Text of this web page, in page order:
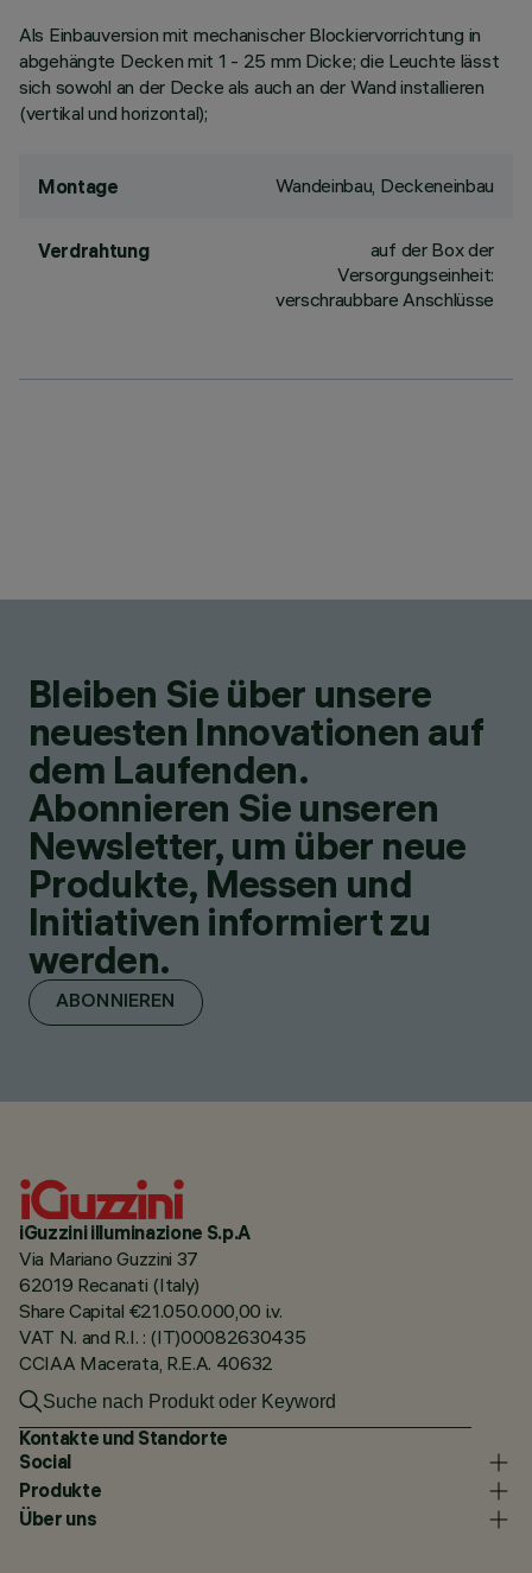
Als Einbauversion mit mechanischer Blockiervorrichtung in
abgehängte Decken mit 1 - 25 mm Dicke; die Leuchte lässt
sich sowohl an der Decke als auch an der Wand installieren
(vertikal und horizontal);
Montage Wandeinbau, Deckeneinbau
Verdrahtung
auf der Box der
Versorgungseinheit:
verschraubbare Anschlüsse
Bleiben Sie über unsere
neuesten Innovationen auf
dem Laufenden.
Abonnieren Sie unseren
Newsletter, um über neue
Produkte, Messen und
Initiativen informiert zu
werden.
ABONNIEREN
iGuzzini illuminazione S.p.A
Via Mariano Guzzini 37
62019 Recanati (Italy)
Share Capital €21.050.000,00 i.v.
VAT N. and R.I. : (IT)00082630435
CCIAA Macerata, R.E.A. 40632
Kontakte und Standorte
Social
Produkte
Über uns